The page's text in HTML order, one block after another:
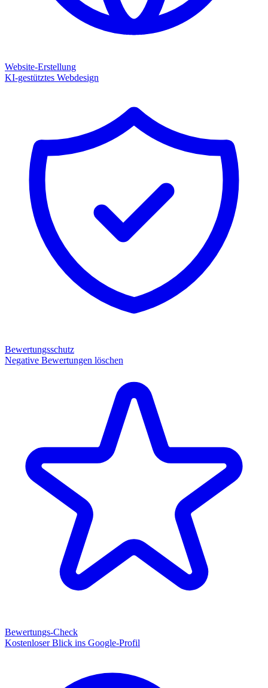
Website-Erstellung
KI-gestütztes Webdesign
Bewertungsschutz
Negative Bewertungen löschen
Bewertungs-Check
Kostenloser Blick ins Google-Profil